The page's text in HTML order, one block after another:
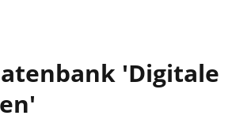
'Digitale